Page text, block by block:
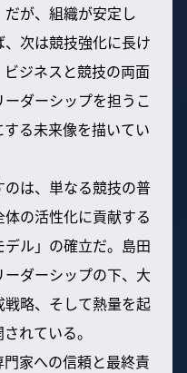
が、組織が安定し
、次は競技強化に長け
ジネスと競技の両面
ダーシップを担うこ
る未来像を描いてい
は、単なる競技の普
の活性化に貢献する
デル」の確立だ。島田
ダーシップの下、大
略、そして熱量を起
れている。
家への信頼と最終責